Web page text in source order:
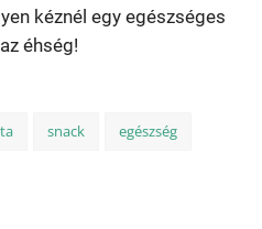
kéznél egy egészséges
éhség!
snack egészség